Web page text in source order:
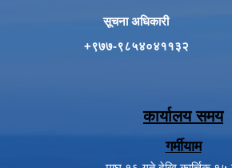
सूचना अधिकारी
+९७७-९८५४०४११३२
कार्यालय समय
गर्मीयाम